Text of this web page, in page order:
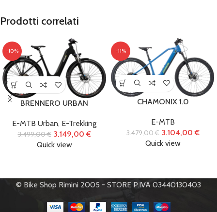
Prodotti correlati
-10%
BRENNERO URBAN
E-MTB Urban, E-Trekking
3.499,00€ 3.149,00€
Quick view
-11%
CHAMONIX 1.0
E-MTB
3.479,00€ 3.104,00€
Quick view
© Bike Shop Rimini 2005 - STORE P.IVA 03440130403